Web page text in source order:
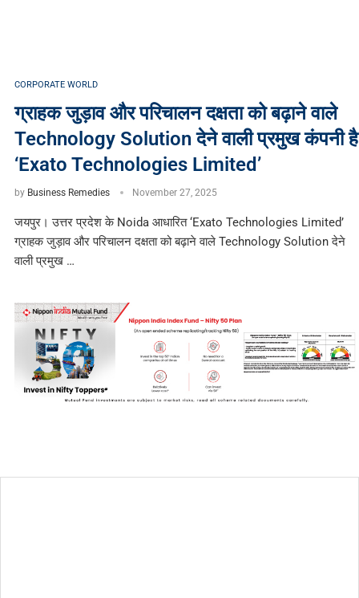
CORPORATE WORLD
ग्राहक जुड़ाव और परिचालन दक्षता को बढ़ाने वाले
Technology Solution देने वाली प्रमुख कंपनी है
‘Exato Technologies Limited’
by Business Remedies November 27, 2025
जयपुर। उत्तर प्रदेश के Noida आधारित ‘Exato Technologies Limited’
ग्राहक जुड़ाव और परिचालन दक्षता को बढ़ाने वाले Technology Solution देने
वाली प्रमुख …